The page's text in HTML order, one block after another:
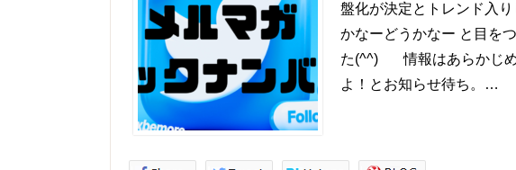
盤化が決定とトレンド入
かなーどうかなー と目を
た(^^) 情報はあらかじめ
よ！とお知らせ待ち。…